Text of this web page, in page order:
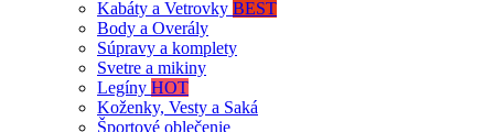
Kabáty a Vetrovky BEST
Body a Overály
Súpravy a komplety
Svetre a mikiny
Legíny HOT
Koženky, Vesty a Saká
Športové oblečenie